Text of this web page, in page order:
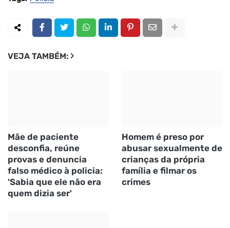
VEJA TAMBÉM:
Mãe de paciente
desconfia, reúne
provas e denuncia
falso médico à policia:
'Sabia que ele não era
quem dizia ser'
Homem é preso por
abusar sexualmente de
crianças da própria
família e filmar os
crimes